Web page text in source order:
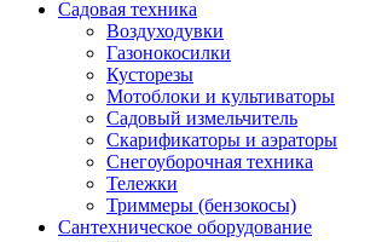
Садовая техника
Воздуходувки
Газонокосилки
Кусторезы
Мотоблоки и культиваторы
Садовый измельчитель
Скарификаторы и аэраторы
Снегоуборочная техника
Тележки
Триммеры (бензокосы)
Сантехническое оборудование